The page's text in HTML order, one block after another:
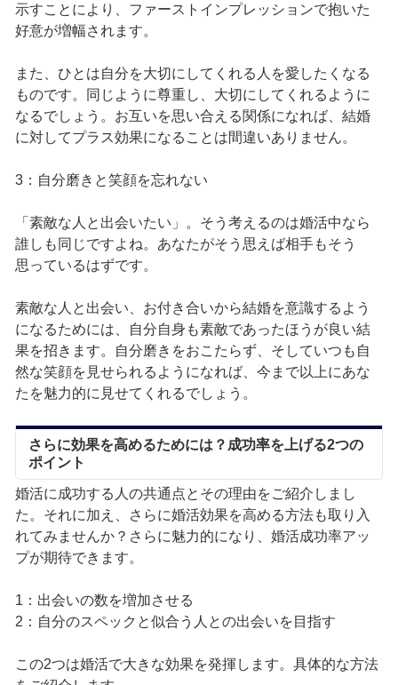
示すことにより、ファーストインプレッションで抱いた
好意が増幅されます。
また、ひとは自分を大切にしてくれる人を愛したくなる
ものです。同じように尊重し、大切にしてくれるように
なるでしょう。お互いを思い合える関係になれば、結婚
に対してプラス効果になることは間違いありません。
3：自分磨きと笑顔を忘れない
「素敵な人と出会いたい」。そう考えるのは婚活中なら
誰しも同じですよね。あなたがそう思えば相手もそう
思っているはずです。
素敵な人と出会い、お付き合いから結婚を意識するよう
になるためには、自分自身も素敵であったほうが良い結
果を招きます。自分磨きをおこたらず、そしていつも自
然な笑顔を見せられるようになれば、今まで以上にあな
たを魅力的に見せてくれるでしょう。
さらに効果を高めるためには？成功率を上げる2つの
ポイント
婚活に成功する人の共通点とその理由をご紹介しまし
た。それに加え、さらに婚活効果を高める方法も取り入
れてみませんか？さらに魅力的になり、婚活成功率アッ
プが期待できます。
1：出会いの数を増加させる
2：自分のスペックと似合う人との出会いを目指す
この2つは婚活で大きな効果を発揮します。具体的な方法